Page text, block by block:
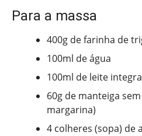
Para a massa
400g de farinha de
100ml de água
100ml de leite
60g de manteiga
margarina)
4 colheres (sopa) de